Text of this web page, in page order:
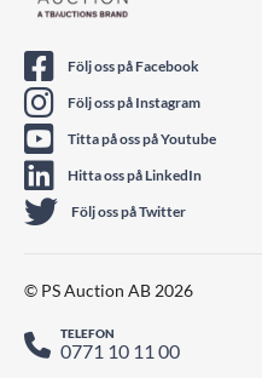
Följ oss på Facebook
Följ oss på Instagram
Titta på oss på Youtube
Hitta oss på LinkedIn
Följ oss på Twitter
© PS Auction AB 2026
TELEFON
0771 10 11 00